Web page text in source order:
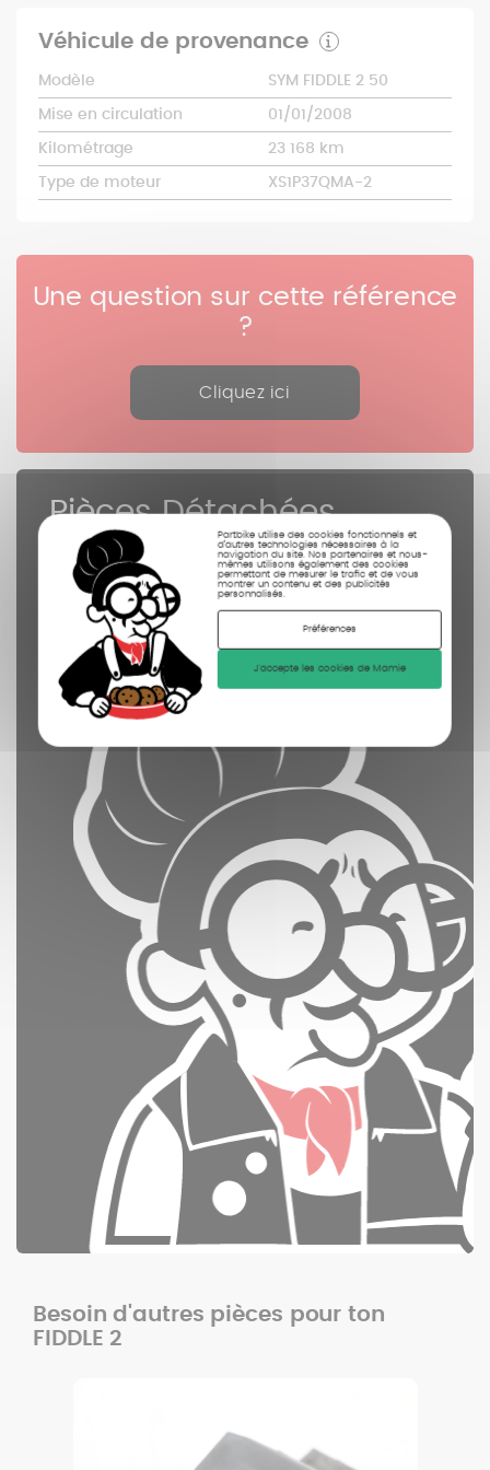
Partbike utilise des cookies fonctionnels et
d’autres technologies nécessaires à la
navigation du site. Nos partenaires et nous-
mêmes utilisons également des cookies
permettant de mesurer le trafic et de vous
montrer un contenu et des publicités
personnalisés.
Préférences
J'accepte les cookies de Mamie
Véhicule de provenance
Modèle SYM FIDDLE 2 50
Mise en circulation 01/01/2008
Kilométrage 23 168 km
Type de moteur XS1P37QMA-2
Une question sur cette référence
?
Cliquez ici
Pièces Détachées
contrôlées
nettoyées
photographiées
Besoin d'autres pièces pour ton
FIDDLE 2